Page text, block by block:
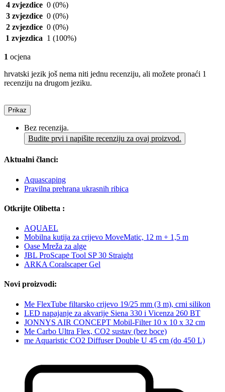
4 zvjezdice 0 (0%)
3 zvjezdice 0 (0%)
2 zvjezdice 0 (0%)
1 zvjezdica 1 (100%)
1 ocjena
hrvatski jezik još nema niti jednu recenziju, ali možete pronaći 1
recenziju na drugom jeziku.
Prikaz
Bez recenzija.
Budite prvi i napišite recenziju za ovaj proizvod.
Aktualni članci:
Aquascaping
Pravilna prehrana ukrasnih ribica
Otkrijte Olibetta :
AQUAEL
Mobilna kutija za crijevo MoveMatic, 12 m + 1,5 m
Oase Mreža za alge
JBL ProScape Tool SP 30 Straight
ARKA Coralscaper Gel
Novi proizvodi:
Me FlexTube filtarsko crijevo 19/25 mm (3 m), crni silikon
LED napajanje za akvarije Siena 330 i Vicenza 260 BT
JONNYS AIR CONCEPT Mobil-Filter 10 x 10 x 32 cm
Me Carbo Ultra Flex, CO2 sustav (bez boce)
me Aquaristic CO2 Diffuser Double U 45 cm (do 450 L)